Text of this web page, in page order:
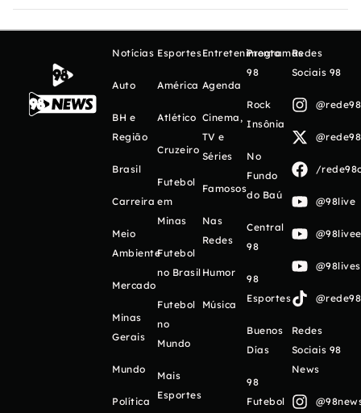
Notícias
Auto
BH e
Região
Brasil
Carreira
Meio
Ambiente
Mercado
Minas
Gerais
Mundo
Política
Esportes
América
Atlético
Cruzeiro
Futebol
em
Minas
Futebol
no Brasil
Futebol
no
Mundo
Mais
Esportes
Entretenimento
Agenda
Cinema,
TV e
Séries
Famosos
Nas
Redes
Humor
Música
Programas
98
Rock
Insônia
No
Fundo
do Baú
Central
98
98
Esportes
Buenos
Días
98
Futebol
Redes
Sociais 98
/
@98live
Redes
Sociais 98
News